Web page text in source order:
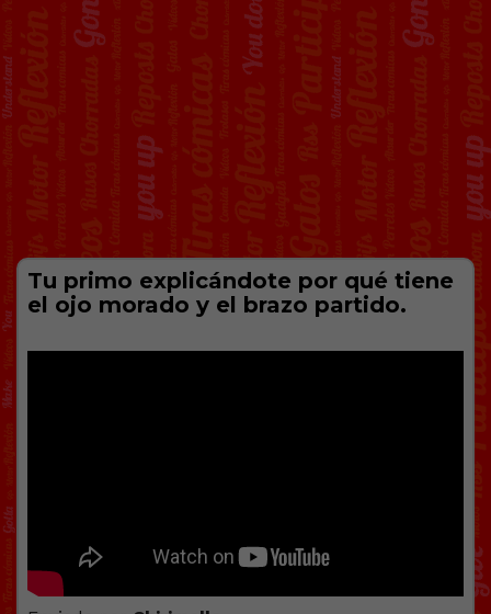
Tu primo explicándote por qué tiene
el ojo morado y el brazo partido.